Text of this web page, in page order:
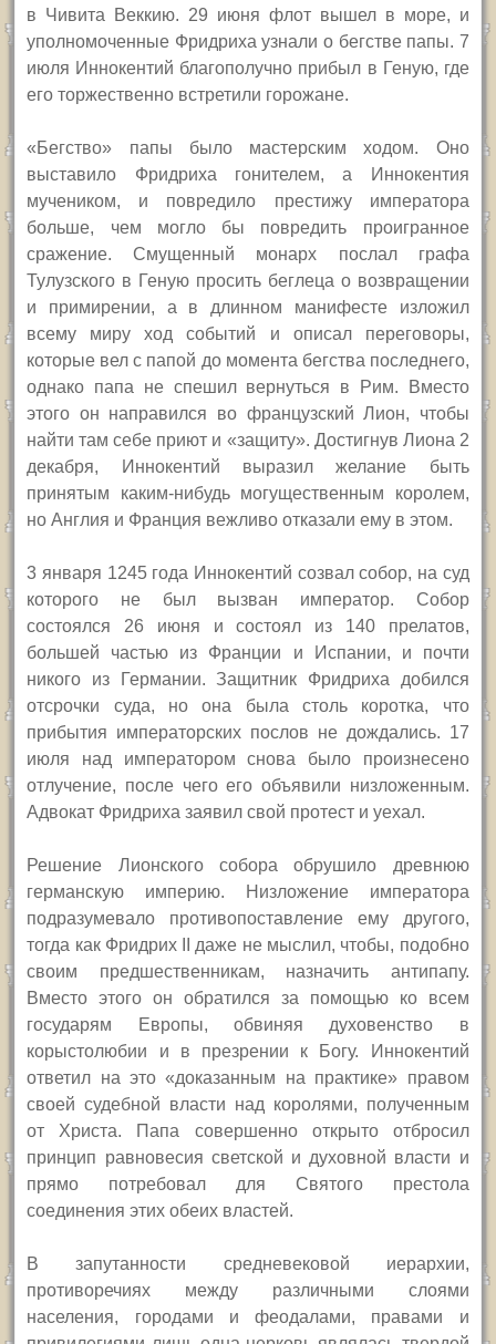
в Чивита Веккию.29 июня флот вышел в море, и
уполномоченные Фридриха узнали о бегстве папы. 7
июля Иннокентий благополучно прибыл в Геную, где
его торжественно встретили горожане.
«Бегство» папы было мастерским ходом. Оно
выставило Фридриха гонителем, а Иннокентия
мучеником, и повредило престижу императора
больше, чем могло бы повредить проигранное
сражение. Смущенный монарх послал графа
Тулузского в Геную просить беглеца о возвращении
и примирении, а в длинном манифесте изложил
всему миру ход событий и описал переговоры,
которые вел с папой до момента бегства последнего,
однако папа не спешил вернуться в Рим. Вместо
этого он направился во французский Лион, чтобы
найти там себе приют и «защиту». Достигнув Лиона 2
декабря, Иннокентий выразил желание быть
принятым каким-нибудь могущественным королем,
но Англия и Франция вежливо отказали ему в этом.
3 января 1245 года Иннокентий созвал собор, на суд
которого не был вызван император. Собор
состоялся 26 июня и состоял из 140 прелатов,
большей частью из Франции и Испании, и почти
никого из Германии. Защитник Фридриха добился
отсрочки суда, но она была столь коротка, что
прибытия императорских послов не дождались. 17
июля над императором снова было произнесено
отлучение, после чего его объявили низложенным.
Адвокат Фридриха заявил свой протест и уехал.
Решение Лионского собора обрушило древнюю
германскую империю. Низложение императора
подразумевало противопоставление ему другого,
тогда как Фридрих
даже не мыслил, чтобы, подобно
своим предшественникам, назначить антипапу.
Вместо этого он обратился за помощью ко всем
государям Европы, обвиняя духовенство в
корыстолюбии и в презрении к Богу. Иннокентий
ответил на это «доказанным на практике» правом
своей судебной власти над королями, полученным
от Христа. Папа совершенно открыто отбросил
принцип равновесия светской и духовной власти и
прямо потребовал для Святого престола
соединения этих обеих властей.
В запутанности средневековой иерархии,
противоречиях между различными слоями
населения, городами и феодалами, правами и